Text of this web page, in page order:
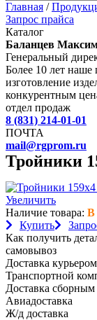
Главная /
Запрос прайса
Каталог
Баланцев
Генеральный
Более 10 лет
изготовление
конкурентным
отдел продаж
8 (831) 214-01-01
ПОЧТА
mail@rgprom.ru
Тройники
Увеличить
Наличие товара: В
Купить
Как получить
самовывоз
Доставка курьером
Транспортной
Доставка сборным
Авиадоставка
Ж/д доставка